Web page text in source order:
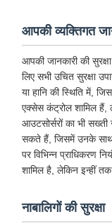
आपकी व्यक्तिगत
आपकी जानकारी की
लिए सभी उचित सुरक्षा
या हानि की स्थिति में,
एक्सेस कंट्रोल शामिल हैं,
आउटसोर्सरों का भी
सकते हैं, जिसमें उनके साथ
पर विभिन्न प्राधिकरण
शामिल है, लेकिन इन्हीं
नाबालिगों की सुरक्षा